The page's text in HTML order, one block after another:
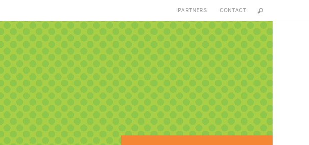
PARTNERS CONTACT